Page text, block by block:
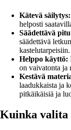
Kätevä säilytys:
helposti
Säädettävä
säädettävä
kastelutarpeisiin.
Helppo käyttö:
on vaivatonta ja
Kestävä
laadukkaista ja
pitkäikäisiä ja
Kuinka valita